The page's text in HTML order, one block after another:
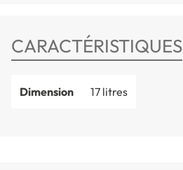
CARACTÉRISTIQUES
Dimension 17 litres